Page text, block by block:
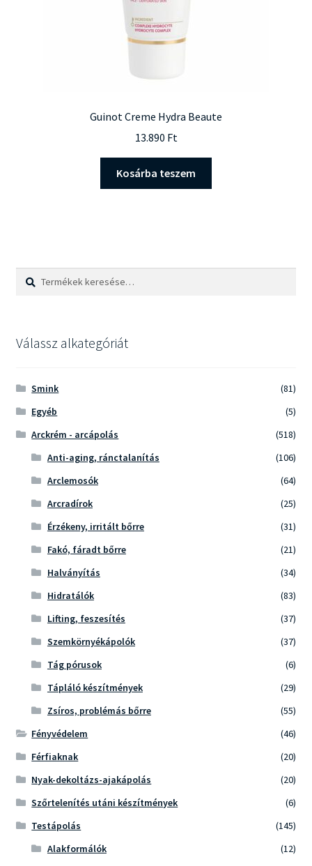
Guinot Creme Hydra Beaute
13.890 Ft
Kosárba teszem
Keresés
Keresés
Válassz alkategóriát
Smink
(81)
Egyéb
(5)
Arckrém - arcápolás
(518)
Anti-aging, ránctalanítás
(106)
Arclemosók
(64)
Arcradírok
(25)
Érzékeny, irritált bőrre
(31)
Fakó, fáradt bőrre
(21)
Halványítás
(34)
Hidratálók
(83)
Lifting, feszesítés
(37)
Szemkörnyékápolók
(37)
Tág pórusok
(6)
Tápláló készítmények
(29)
Zsíros, problémás bőrre
(55)
Fényvédelem
(46)
Férfiaknak
(20)
Nyak-dekoltázs-ajakápolás
(20)
Szőrtelenítés utáni készítmények
(6)
Testápolás
(145)
Alakformálók
(12)